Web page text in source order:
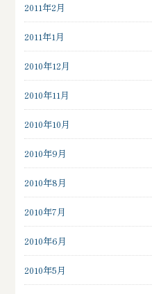
2011年2月
2011年1月
2010年12月
2010年11月
2010年10月
2010年9月
2010年8月
2010年7月
2010年6月
2010年5月